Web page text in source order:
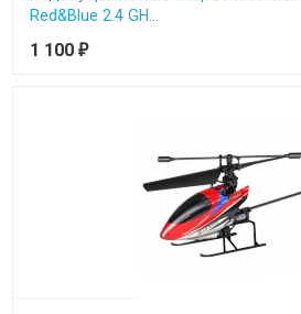
Red&Blue 2.4 GH...
1 100 ₽